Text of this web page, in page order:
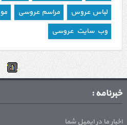
لباس عروس
مراسم عروسی مو
وب سایت عروسی
خبرنامه :
اخبار ما در ایمیل شما